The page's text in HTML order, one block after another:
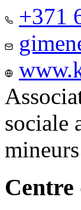
+371
sociale
Centre